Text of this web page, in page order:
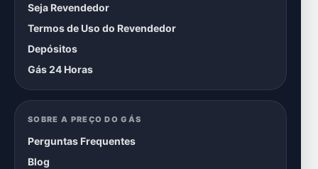
Seja Revendedor
Termos de Uso do Revendedor
Depósitos
Gás 24 Horas
SOBRE A PREÇO DO GÁS
Perguntas Frequentes
Blog